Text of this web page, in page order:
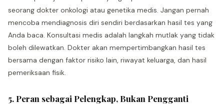
seorang dokter onkologi atau genetika medis. Jangan pernah
mencoba mendiagnosis diri sendiri berdasarkan hasil tes yang
Anda baca. Konsultasi medis adalah langkah mutlak yang tidak
boleh dilewatkan. Dokter akan mempertimbangkan hasil tes
bersama dengan faktor risiko lain, riwayat keluarga, dan hasil
pemeriksaan fisik.
5. Peran sebagai Pelengkap, Bukan Pengganti